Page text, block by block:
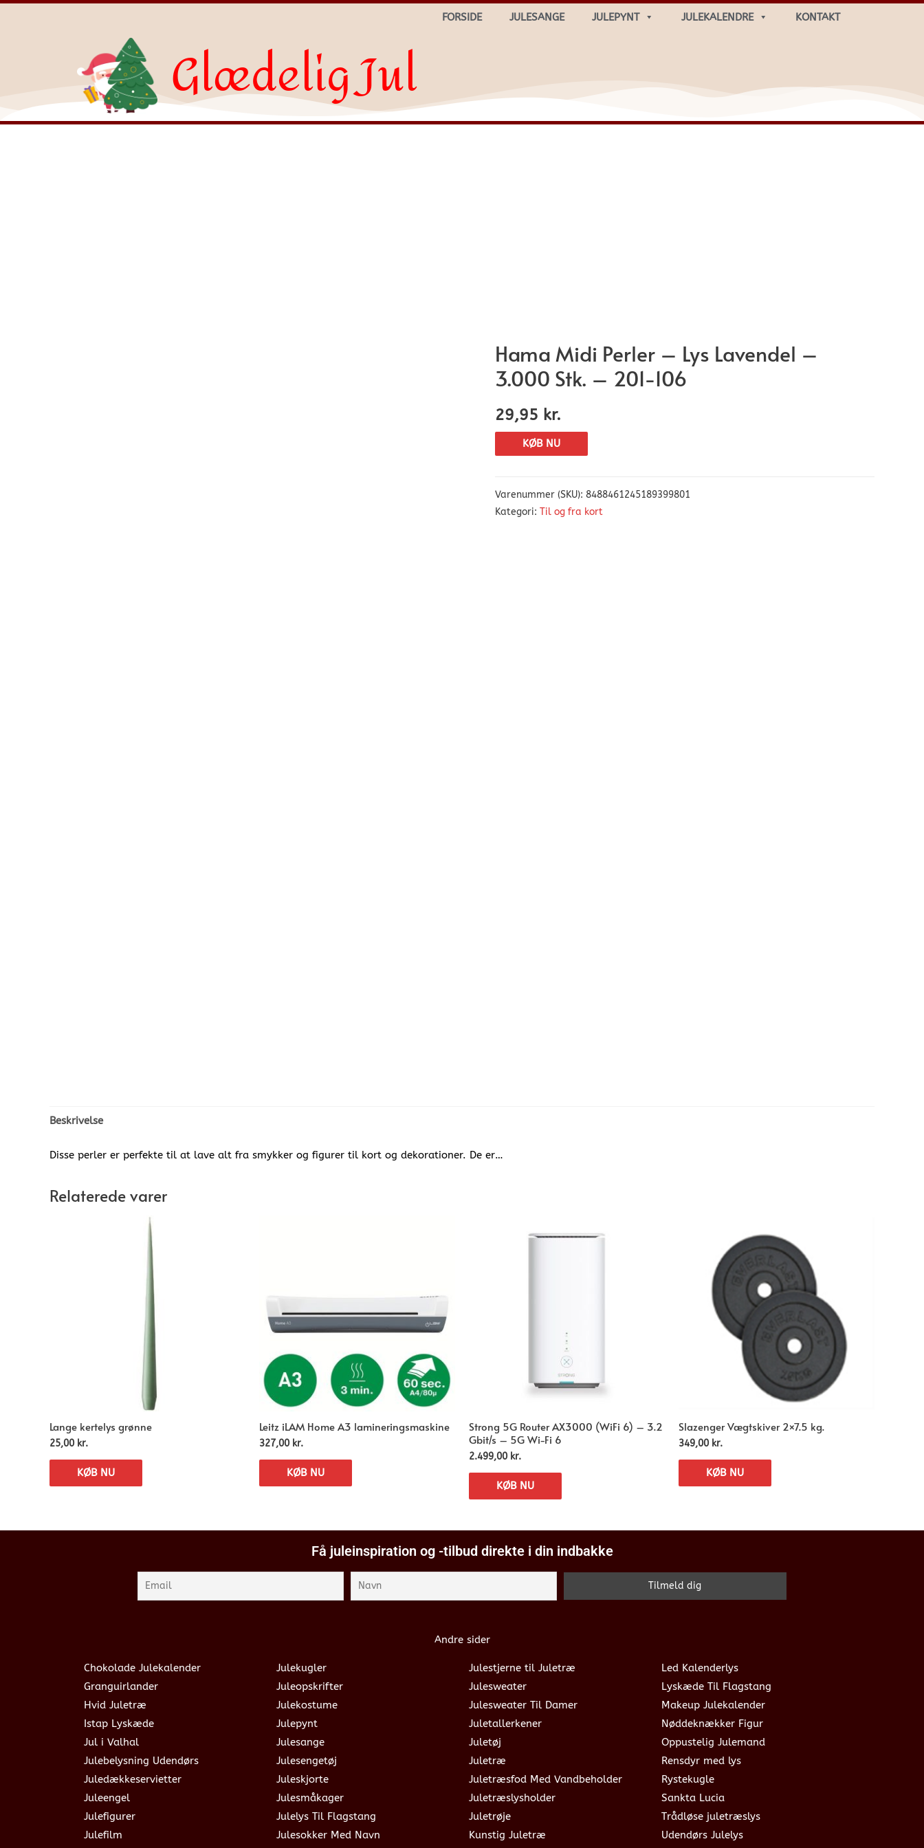
FORSIDE JULESANGE JULEPYNT JULEKALENDRE KONTAKT
Glædelig Jul
Hama Midi Perler – Lys Lavendel –
3.000 Stk. – 201-106
29,95 kr.
KØB NU
Varenummer (SKU): 8488461245189399801
Kategori: Til og fra kort
Beskrivelse
Disse perler er perfekte til at lave alt fra smykker og figurer til kort og dekorationer. De er…
Relaterede varer
Lange kertelys grønne
25,00 kr.
KØB NU
Leitz iLAM Home A3 lamineringsmaskine
327,00 kr.
KØB NU
Strong 5G Router AX3000 (WiFi 6) – 3.2
Gbit/s – 5G Wi-Fi 6
2.499,00 kr.
KØB NU
Slazenger Vægtskiver 2×7.5 kg.
349,00 kr.
KØB NU
Få juleinspiration og -tilbud direkte i din indbakke
Andre sider
Chokolade Julekalender
Granguirlander
Hvid Juletræ
Istap Lyskæde
Jul i Valhal
Julebelysning Udendørs
Juledækkeservietter
Juleengel
Julefigurer
Julefilm
Julekugler
Juleopskrifter
Julekostume
Julepynt
Julesange
Julesengetøj
Juleskjorte
Julesmåkager
Julelys Til Flagstang
Julesokker Med Navn
Julestjerne til Juletræ
Julesweater
Julesweater Til Damer
Juletallerkener
Juletøj
Juletræ
Juletræsfod Med Vandbeholder
Juletræslysholder
Juletrøje
Kunstig Juletræ
Led Kalenderlys
Lyskæde Til Flagstang
Makeup Julekalender
Nøddeknækker Figur
Oppustelig Julemand
Rensdyr med lys
Rystekugle
Sankta Lucia
Trådløse juletræslys
Udendørs Julelys